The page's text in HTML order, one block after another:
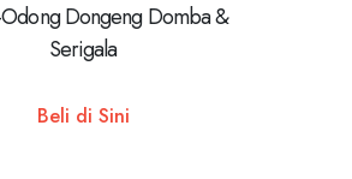
Dongeng Domba &
Serigala
Beli di Sini